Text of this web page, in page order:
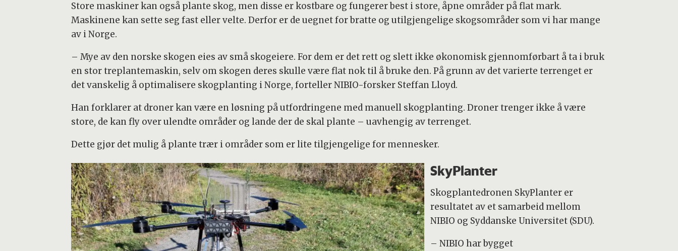
Store maskiner kan også plante skog, men disse er kostbare og fungerer best i store, åpne områder på flat mark.
Maskinene kan sette seg fast eller velte. Derfor er de uegnet for bratte og utilgjengelige skogsområder som vi har mange
av i Norge.
– Mye av den norske skogen eies av små skogeiere. For dem er det rett og slett ikke økonomisk gjennomførbart å ta i bruk
en stor treplantemaskin, selv om skogen deres skulle være flat nok til å bruke den. På grunn av det varierte terrenget er
det vanskelig å optimalisere skogplanting i Norge, forteller NIBIO-forsker Steffan Lloyd.
Han forklarer at droner kan være en løsning på utfordringene med manuell skogplanting. Droner trenger ikke å være
store, de kan fly over ulendte områder og lande der de skal plante – uavhengig av terrenget.
Dette gjør det mulig å plante trær i områder som er lite tilgjengelige for mennesker.
SkyPlanter
Skogplantedronen SkyPlanter er
resultatet av et samarbeid mellom
NIBIO og Syddanske Universitet (SDU).
– NIBIO har bygget